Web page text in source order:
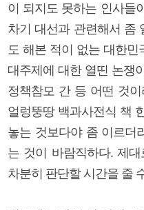
이 되지도 못하는 인사들
차기 대선과 관련해서 좀
도 해본 적이 없는 대한
대주제에 대한 열띤 논쟁
정책참모 간 등 어떤 것
얼렁뚱땅 백과사전식 책
놓는 것보다야 좀 이르더
는 것이 바람직하다. 제
차분히 판단할 시간을 줄